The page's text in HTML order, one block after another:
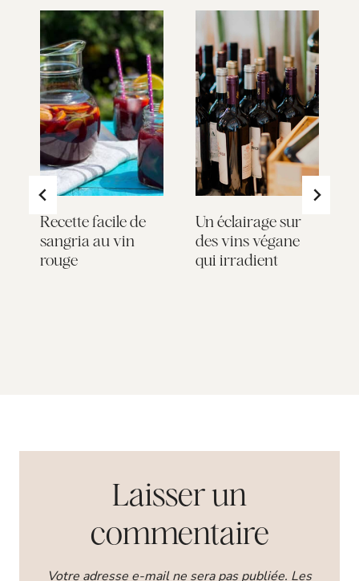
Recette facile de
sangria au vin
rouge
Un éclairage sur
des vins végane
qui irradient
Laisser un
commentaire
Votre adresse e-mail ne sera pas publiée. Les